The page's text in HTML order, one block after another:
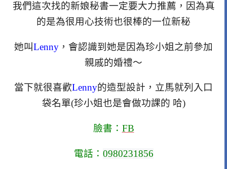
我們這次找的新娘秘書一定要大力推薦，因為真
的是為很用心技術也很棒的一位新秘
她叫Lenny ，會認識到她是因為珍小姐之前參加
親戚的婚禮～
當下就很喜歡Lenny的造型設計，立馬就列入口
袋名單(珍小姐也是會做功課的 哈)
臉書： FB
電話： 0980231856